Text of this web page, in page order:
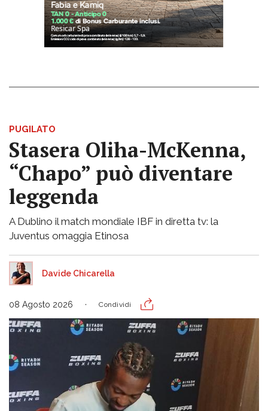
PUGILATO
Stasera Oliha-McKenna,
“Chapo” può diventare
leggenda
A Dublino il match mondiale IBF in diretta tv: la
Juventus omaggia Etinosa
Davide Chicarella
08 Agosto 2026 Condividi